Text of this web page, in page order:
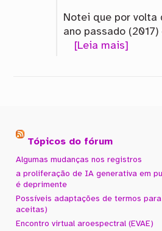
Notei que por volta
ano passado
[Leia mais]
Tópicos do fórum
Algumas mudanças nos registros
a proliferação de IA generativa em
é deprimente
Possíveis adaptações de termos
aceitas)
Encontro virtual aroespectral (EVAE)